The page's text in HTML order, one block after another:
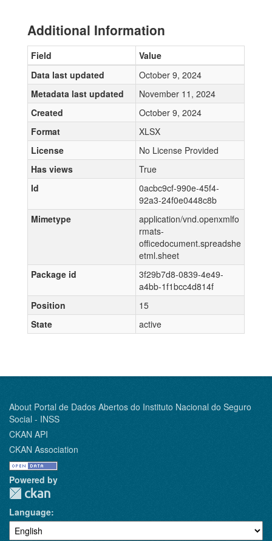
Additional Information
Field
Value
Data last updated
October 9, 2024
Metadata last updated
November 11, 2024
Created
October 9, 2024
Format
XLSX
License
No License Provided
Has views
True
Id
0acbc9cf-990e-45f4-
92a3-24f0e0448c8b
Mimetype
application/vnd.openxmlfo
rmats-
officedocument.spreadshe
etml.sheet
Package id
3f29b7d8-0839-4e49-
a4bb-1f1bcc4d814f
Position
15
State
active
About Portal de Dados Abertos do Instituto Nacional do Seguro
Social - INSS
CKAN API
CKAN Association
Powered by
Language